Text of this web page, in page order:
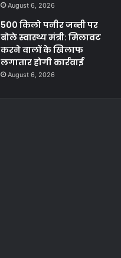
August 6, 2026
500 किलो पनीर जब्ती पर
बोले स्वास्थ्य मंत्री: मिलावट
करने वालों के खिलाफ
लगातार होगी कार्रवाई
August 6, 2026